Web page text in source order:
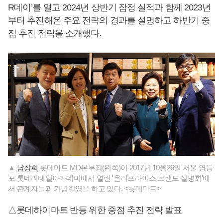
R데이’를 열고 2024년 상반기 잠정 실적과 함께 2023년
부터 추진해온 주요 전략의 경과를 설명하고 하반기 중
점 추진 전략을 소개했다.
▲ 남창희 롯데마트 MD본부장(왼쪽)이 2017년 10월26일 서울 영등
포 롯데리테일아카데미에서 열린 '온리프라이스 브랜드 설명회'에
서 관계자들과 기념촬영을 하고 있다. <롯데마트>
△롯데하이마트 반등 위한 중점 추진 전략 발표